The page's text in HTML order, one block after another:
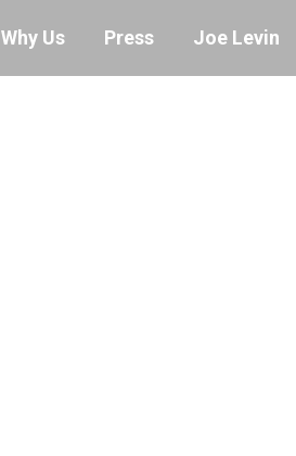
Why Us Press Joe Levin